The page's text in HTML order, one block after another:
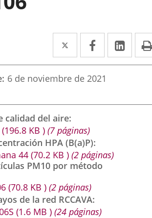
Twitter
Enlace
a
una
externa.
Facebook
Enlace
a
una
externa.
a
6 de noviembre de 2021
calidad del aire
(196.8 KB ) (7 páginas)
HPA (B(a)P)
44 (70.2 KB ) (2 páginas)
PM10 por método
(70.8 KB ) (2 páginas)
de la red RCCAVA
(1.6 MB ) (24 páginas)